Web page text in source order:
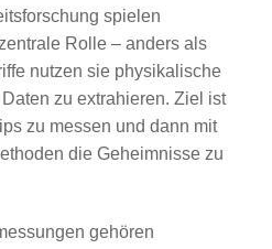
spielen
Rolle – anders als
nutzen sie physikalische
zu extrahieren. Ziel ist
zu messen und dann mit
die Geheimnisse zu
gehören